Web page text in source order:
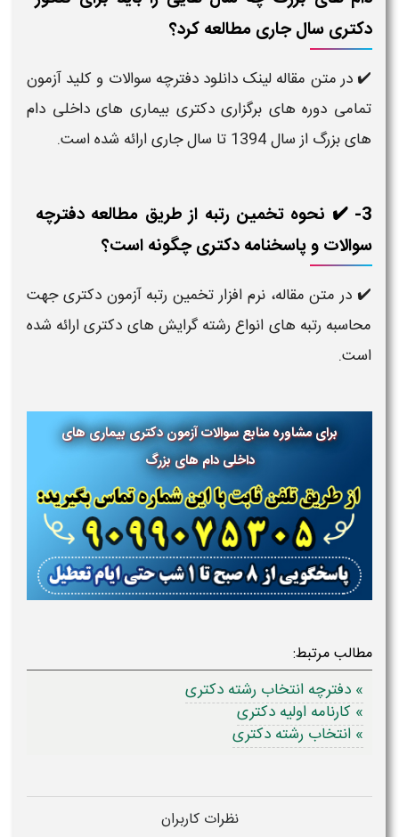
دکتری سال جاری مطالعه کرد؟
✔️ در متن مقاله لینک دانلود دفترچه سوالات و کلید آزمون
تمامی دوره های برگزاری دکتری بیماری های داخلی دام
های بزرگ از سال 1394 تا سال جاری ارائه شده است.
3- ✔️ نحوه تخمین رتبه از طریق مطالعه دفترچه
سوالات و پاسخنامه دکتری چگونه است؟
✔️ در متن مقاله، نرم افزار تخمین رتبه آزمون دکتری جهت
محاسبه رتبه های انواع رشته گرایش های دکتری ارائه شده
است.
برای مشاوره منابع سوالات آزمون دکتری بیماری های
داخلی دام های بزرگ
مطالب مرتبط:
» دفترچه انتخاب رشته دکتری
» کارنامه اولیه دکتری
» انتخاب رشته دکتری
نظرات کاربران